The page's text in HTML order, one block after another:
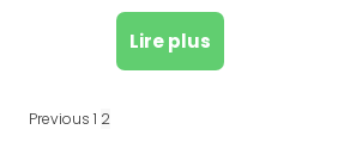
Lire plus
Previous 1 2